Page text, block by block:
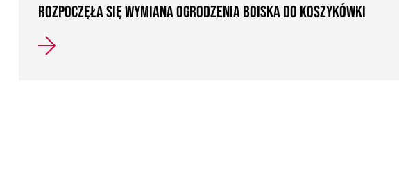
ROZPOCZĘŁA SIĘ WYMIANA OGRODZENIA BOISKA DO KOSZYKÓWKI